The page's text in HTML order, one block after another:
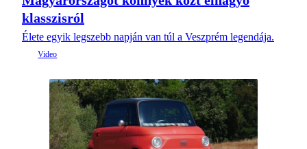
klasszisról
Élete egyik legszebb napján van túl a Veszprém legendája.